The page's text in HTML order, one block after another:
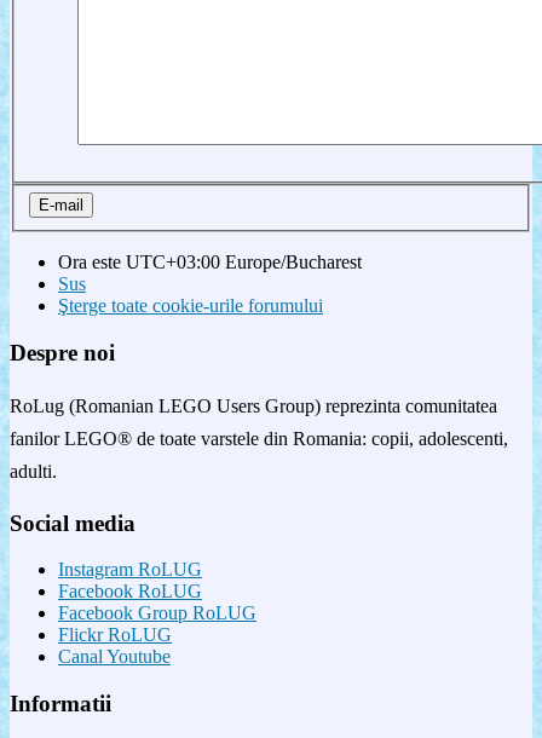
Ora este UTC+03:00 Europe/Bucharest
Sus
Şterge toate cookie-urile forumului
Despre noi
RoLug (Romanian LEGO Users Group) reprezinta comunitatea
fanilor LEGO® de toate varstele din Romania: copii, adolescenti,
adulti.
Social media
Instagram RoLUG
Facebook RoLUG
Facebook Group RoLUG
Flickr RoLUG
Canal Youtube
Informatii